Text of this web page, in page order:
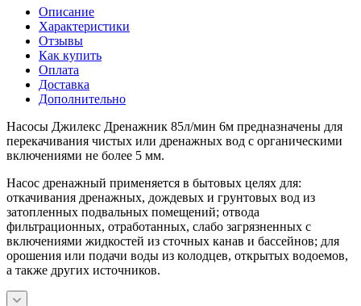
Описание
Характеристики
Отзывы
Как купить
Оплата
Доставка
Дополнительно
Насосы Джилекс Дренажник 85л/мин 6м предназначены для
перекачивания чистых или дренажных вод с органическими
включениями не более 5 мм.
Насос дренажный применяется в бытовых целях для:
откачивания дренажных, дождевых и грунтовых вод из
затопленных подвальных помещений; отвода
фильтрационных, отработанных, слабо загрязненных с
включениями жидкостей из сточных канав и бассейнов; для
орошения или подачи воды из колодцев, открытых водоемов,
а также других источников.